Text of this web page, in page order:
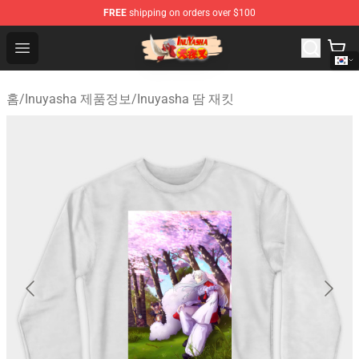
FREE shipping on orders over $100
Open menu
Inuyasha Store - Official Inuyasha Merchandise Shop
홈/Inuyasha 제품정보/Inuyasha 땀 재킷